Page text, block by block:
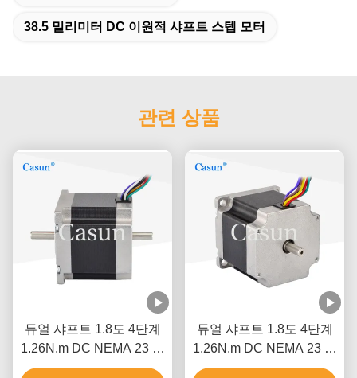
38.5 밀리미터 DC 이원적 샤프트 스텝 모터
관련 상품
듀얼 샤프트 1.8도 4단계
1.26N.m DC NEMA 23 하
이브리드 스테퍼 모터
듀얼 샤프트 1.8도 4단계
1.26N.m DC NEMA 23 하
이브리드 스테퍼 모터